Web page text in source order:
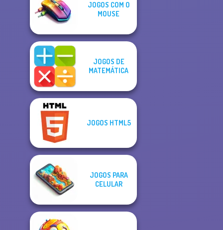
JOGOS COM O
MOUSE
JOGOS DE
MATEMÁTICA
JOGOS HTML5
JOGOS PARA
CELULAR